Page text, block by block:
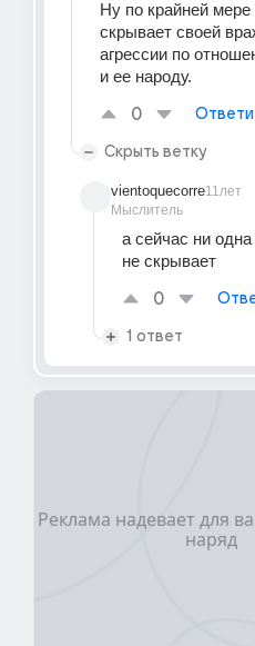
Ну по крайней мере
скрывает своей
агрессии по
и ее народу.
0
Скрыть ветку
vientoquecorre
Мыслитель
11лет
а сейчас ни одна
не скрывает
0
1 ответ